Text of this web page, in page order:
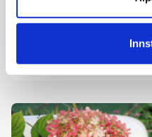
persontilpasset
inneholdsmåling og
geografisk posisjonering